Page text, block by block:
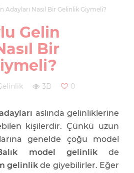
Adayları Nasıl Bir Gelinlik Giymeli?
Gelin
Bir
3B 0
aslında gelinliklerine
kişilerdir. Çünkü uzun
genelde çoğu model
model gelinlik de
gelinlik de giyebilirler. Eğer